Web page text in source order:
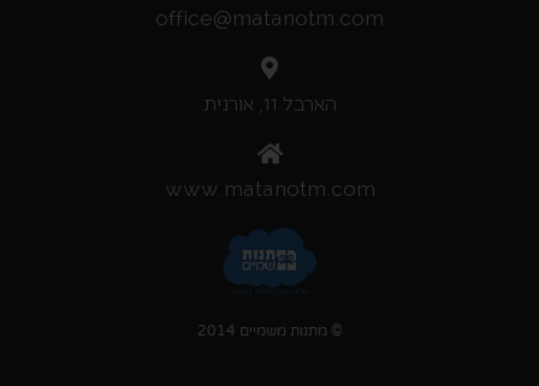
office@matanotm.com
הארבל 11, אורנית
www.matanotm.com
© מתנות משמיים 2014